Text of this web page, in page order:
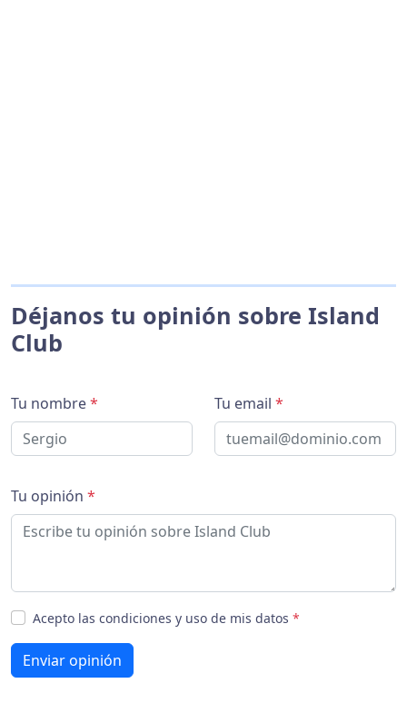
Déjanos tu opinión sobre Island
Club
Tu nombre* Tu email *
Tu opinión *
Acepto las condiciones y uso de mis datos *
Enviar opinión